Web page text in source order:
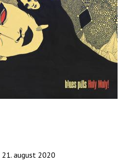
21. august 2020